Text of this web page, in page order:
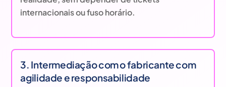
internacionais ou fuso horário.
3. Intermediação com o fabricante com
agilidade e responsabilidade